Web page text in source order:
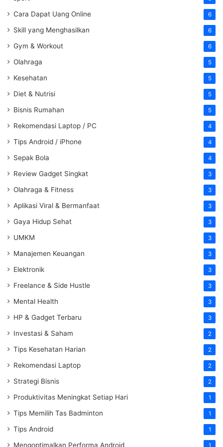
Cara Dapat Uang Online 6
Skill yang Menghasilkan 6
Gym & Workout 6
Olahraga 5
Kesehatan 5
Diet & Nutrisi 5
Bisnis Rumahan 5
Rekomendasi Laptop / PC 4
Tips Android / iPhone 4
Sepak Bola 4
Review Gadget Singkat 3
Olahraga & Fitness 3
Aplikasi Viral & Bermanfaat 3
Gaya Hidup Sehat 3
UMKM 3
Manajemen Keuangan 3
Elektronik 3
Freelance & Side Hustle 3
Mental Health 3
HP & Gadget Terbaru 3
Investasi & Saham 2
Tips Kesehatan Harian 2
Rekomendasi Laptop 2
Strategi Bisnis 2
Produktivitas Meningkat Setiap Hari 1
Tips Memilih Tas Badminton 1
Tips Android 1
Mengoptimalkan Performa Android 1